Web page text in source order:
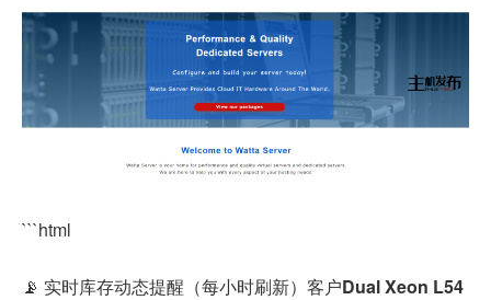
```html
📡 实时库存动态提醒（每小时刷新）客户Dual Xeon L54